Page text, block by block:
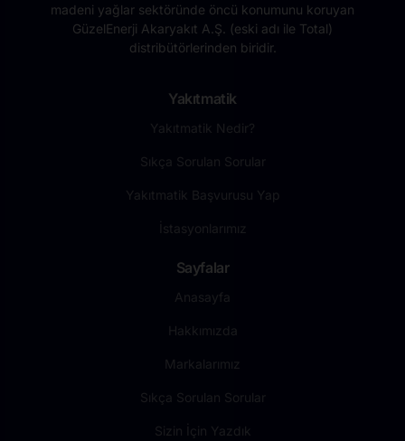
madeni yağlar sektöründe öncü konumunu koruyan
GüzelEnerji Akaryakıt A.Ş. (eski adı ile Total)
distribütörlerinden biridir.
Yakıtmatik
Yakıtmatik Nedir?
Sıkça Sorulan Sorular
Yakıtmatik Başvurusu Yap
İstasyonlarımız
Sayfalar
Anasayfa
Hakkımızda
Markalarımız
Sıkça Sorulan Sorular
Sizin İçin Yazdık